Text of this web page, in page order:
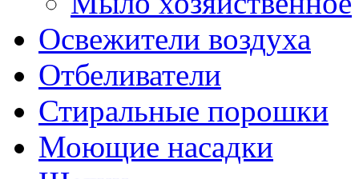
Освежители воздуха
Отбеливатели
Стиральные порошки
Моющие насадки